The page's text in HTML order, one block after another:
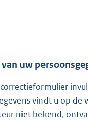
uw
vindt u op